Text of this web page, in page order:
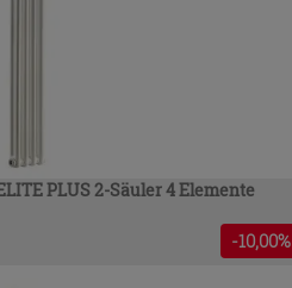
PLUS 2-Säuler 4 Elemente
-10,00%